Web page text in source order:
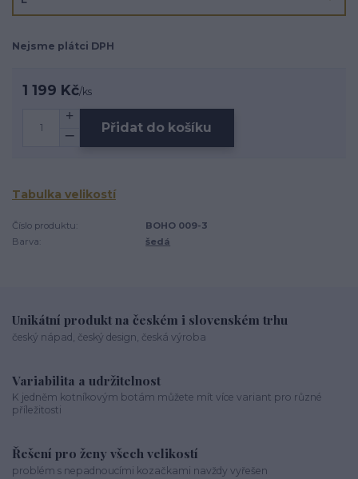
Nejsme plátci DPH
1 199 Kč/ks
Přidat do košíku
Tabulka velikostí
Číslo produktu:
BOHO 009-3
Barva:
šedá
Unikátní produkt na českém i slovenském trhu
český nápad, český design, česká výroba
Variabilita a udržitelnost
K jedněm kotníkovým botám můžete mít více variant pro různé
příležitosti
Řešení pro ženy všech velikostí
problém s nepadnoucími kozačkami navždy vyřešen